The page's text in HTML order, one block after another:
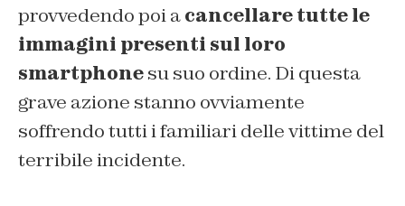
provvedendo poi acancellare tutte le
immagini presenti sul loro
smartphonesu suo ordine. Di questa
grave azione stanno ovviamente
soffrendo tutti i familiari delle vittime del
terribile incidente.